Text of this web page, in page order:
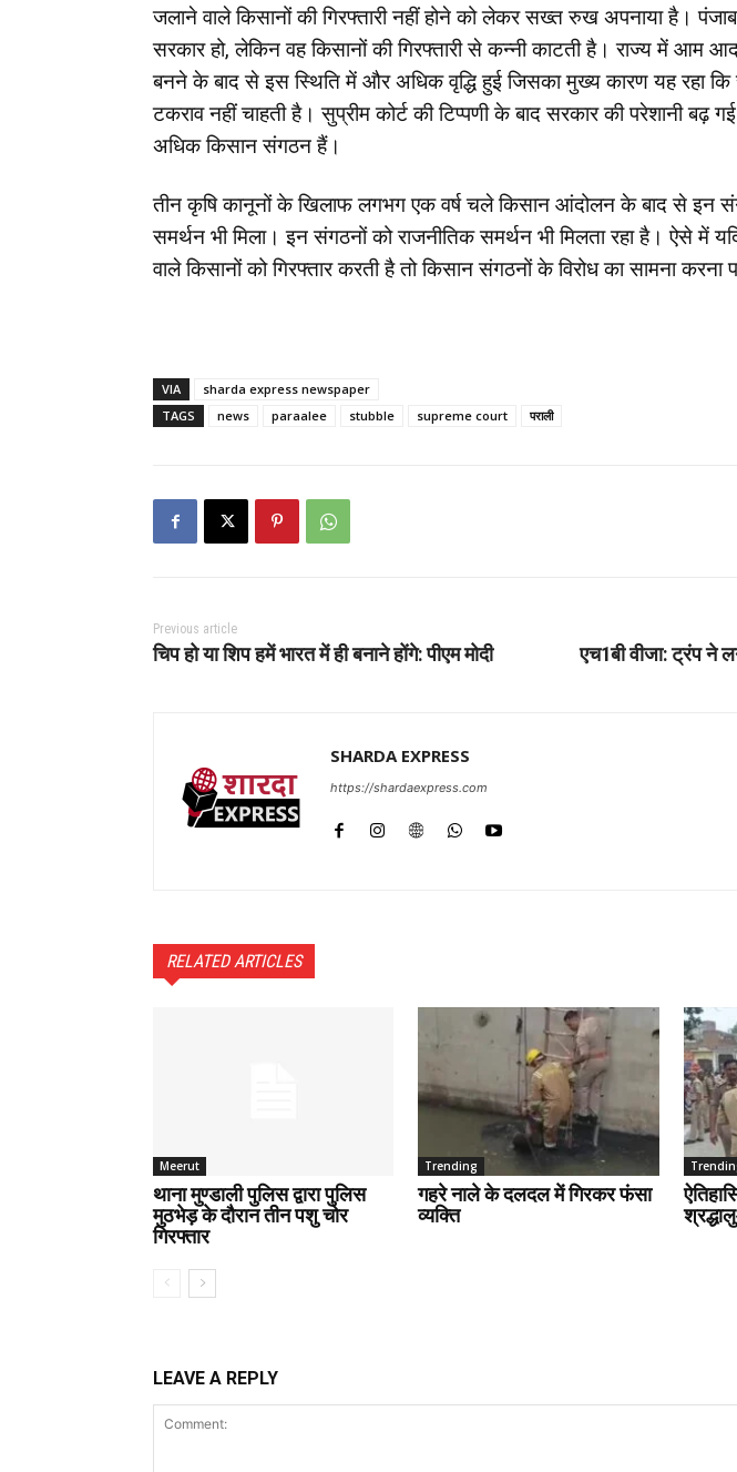
जलाने वाले किसानों की गिरफ्तारी नहीं होने को लेकर सख्त रुख अपनाया है। पंजाब
सरकार हो, लेकिन वह किसानों की गिरफ्तारी से कन्नी काटती है। राज्य में आम
बनने के बाद से इस स्थिति में और अधिक वृद्धि हुई जिसका मुख्य कारण यह रहा कि
टकराव नहीं चाहती है। सुप्रीम कोर्ट की टिप्पणी के बाद सरकार की परेशानी बढ़
अधिक किसान संगठन हैं।
तीन कृषि कानूनों के खिलाफ लगभग एक वर्ष चले किसान आंदोलन के बाद से इन
समर्थन भी मिला। इन संगठनों को राजनीतिक समर्थन भी मिलता रहा है। ऐसे में
वाले किसानों को गिरफ्तार करती है तो किसान संगठनों के विरोध का सामना
VIA
sharda express newspaper
TAGS
news paraalee stubble supreme court पराली
Previous article
चिप हो या शिप हमें भारत में ही बनाने होंगे: पीएम मोदी एच1बी वीजा: ट्रंप ने
SHARDA EXPRESS
https://shardaexpress.com
RELATED ARTICLES
Meerut
थाना मुण्डाली पुलिस द्वारा पुलिस
मुठभेड़ के दौरान तीन पशु चोर
गिरफ्तार
Trending
गहरे नाले के दलदल में गिरकर फंसा
व्यक्ति
LEAVE A REPLY